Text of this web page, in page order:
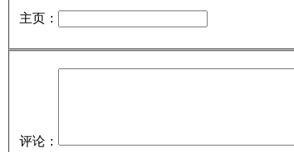
主页：
评论：